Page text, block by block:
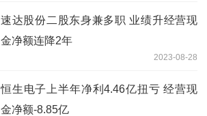
速达股份二股东身兼多职 业绩升经营现
金净额连降2年
2023-08-28
恒生电子上半年净利4.46亿扭亏 经营现
金净额-8.85亿